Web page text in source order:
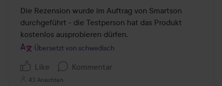
Die Rezension wurde im Auftrag von Smartson
durchgeführt - die Testperson hat das Produkt
kostenlos ausprobieren dürfen.
Übersetzt von schwedisch
Like Kommentar
43 Ansichten